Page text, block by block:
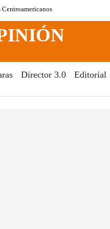
Centroamericanos
Director 3.0 Editorial